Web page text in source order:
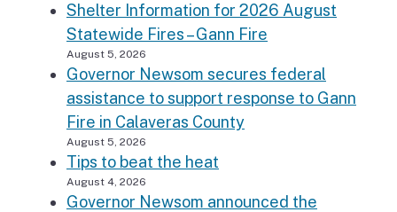
Shelter Information for 2026 August
Statewide Fires – Gann Fire
August 5, 2026
Governor Newsom secures federal
assistance to support response to Gann
Fire in Calaveras County
August 5, 2026
Tips to beat the heat
August 4, 2026
Governor Newsom announced the